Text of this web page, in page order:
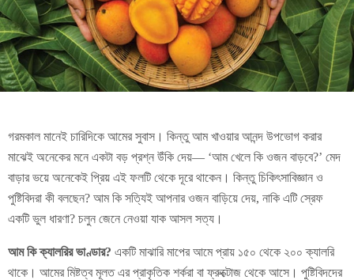
গরমকাল মানেই চারিদিকে আমের সুবাস। কিন্তু আম খাওয়ার আনন্দ উপভোগ করার
মাঝেই অনেকের মনে একটা বড় প্রশ্ন উঁকি দেয়— ‘আম খেলে কি ওজন বাড়বে?’ মেদ
বাড়ার ভয়ে অনেকেই প্রিয় এই ফলটি থেকে দূরে থাকেন। কিন্তু চিকিৎসাবিজ্ঞান ও
পুষ্টিবিদরা কী বলছেন? আম কি সত্যিই আপনার ওজন বাড়িয়ে দেয়, নাকি এটি স্রেফ
একটি ভুল ধারণা? চলুন জেনে নেওয়া যাক আসল সত্য।
আম কি ক্যালরির ভাণ্ডার? একটি মাঝারি মাপের আমে প্রায় ১৫০ থেকে ২০০ ক্যালরি
থাকে। আমের মিষ্টত্ব মূলত এর প্রাকৃতিক শর্করা বা ফ্রুক্টোজ থেকে আসে। পুষ্টিবিদদের